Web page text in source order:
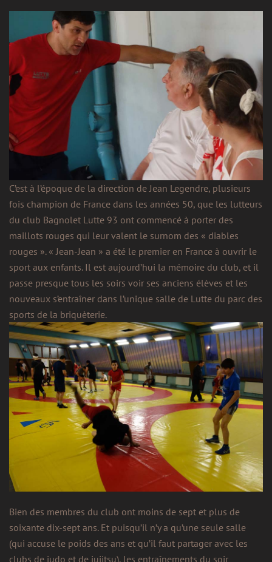
C’est à l’époque de la direction de Jean Legendre, plusieurs
fois champion de France dans les années 50, que les lutteurs
du club Bagnolet Lutte 93 ont commencé à porter des
maillots rouges qui leur valent le surnom des « diables
rouges ». « Jean-Jean » a été le premier en France à ouvrir le
sport aux enfants. Il est aujourd’hui la mémoire du club, et il
passe presque tous les soirs voir ses anciens élèves et les
nouveaux s’entraîner dans l’unique salle de Lutte du parc des
sports de la briquèterie.
Bien des membres du club ont moins de sept et plus de
soixante dix-sept ans. Et puisqu’il n’y a qu’une seule salle
(qui accuse le poids des ans et qu’il faut partager avec les
clubs de judo et de jujitsu), les entraînements du soir